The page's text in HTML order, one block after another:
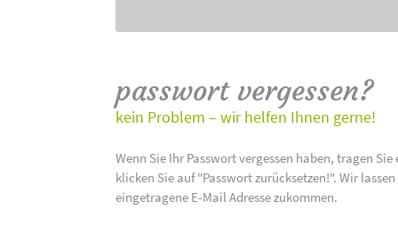
passwort vergessen?
kein Problem – wir helfen Ihnen gerne!
Wenn Sie Ihr Passwort vergessen haben, tragen
klicken Sie auf "Passwort zurücksetzen!". Wir
eingetragene E-Mail Adresse zukommen.